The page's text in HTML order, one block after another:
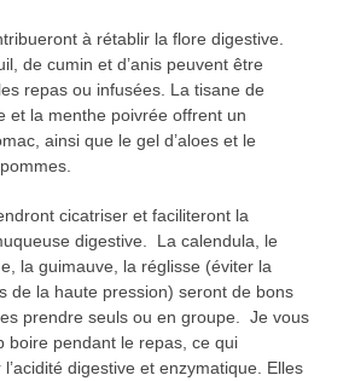
à rétablir la flore digestive.
de cumin et d’anis peuvent être
repas ou infusées. La tisane de
et la menthe poivrée offrent un
ainsi que le gel d’aloes et le
cicatriser et faciliteront la
digestive. La calendula, le
la guimauve, la réglisse (éviter la
de la haute pression) seront de bons
prendre seuls ou en groupe. Je vous
boire pendant le repas, ce qui
digestive et enzymatique. Elles